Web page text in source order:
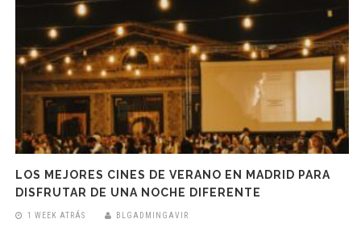
LOS MEJORES CINES DE VERANO EN MADRID PARA
DISFRUTAR DE UNA NOCHE DIFERENTE
1 WEEK ATRÁS BLGADMINGAVIR